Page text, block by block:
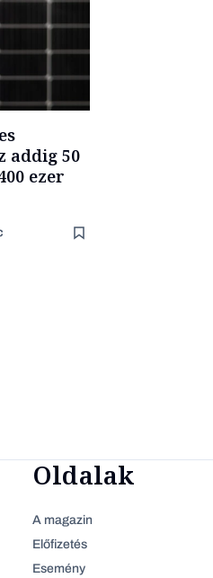
addig 50
ezer
Oldalak
A magazin
Előfizetés
Esemény